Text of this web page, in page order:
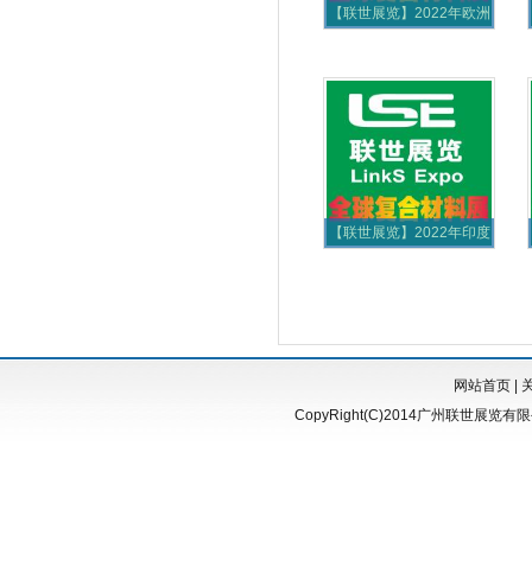
【联世展览】2022年欧洲
【联世展览】2022年印度
网站首页
CopyRight(C)2014广州联世展览有